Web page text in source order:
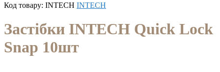
Код товару: INTECH INTECH
Застібки INTECH Quick Lock
Snap 10шт